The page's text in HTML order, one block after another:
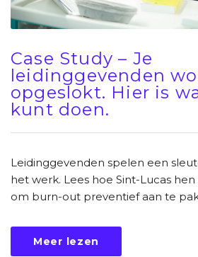
Case Study – Je
leidinggevenden
opgeslokt. Hier is
kunt doen.
Leidinggevenden spelen een
het werk. Lees hoe Sint-Lucas
om burn-out preventief aan te
Meer lezen